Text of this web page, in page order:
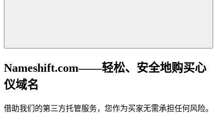
Nameshift.com——轻松、安全地购买心
仪域名
借助我们的第三方托管服务，您作为买家无需承担任何风险。